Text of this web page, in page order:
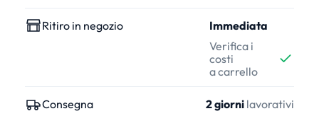
Ritiro in negozio
Immediata
Verifica i
costi
a carrello
Consegna 2 giorni lavorativi